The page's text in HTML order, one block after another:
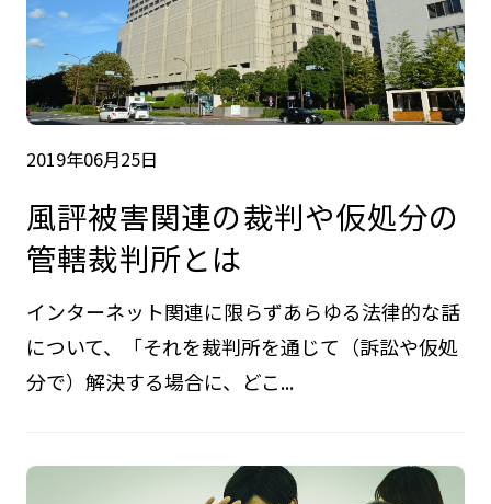
2019年06月25日
風評被害関連の裁判や仮処分の
管轄裁判所とは
インターネット関連に限らずあらゆる法律的な話
について、「それを裁判所を通じて（訴訟や仮処
分で）解決する場合に、どこ...